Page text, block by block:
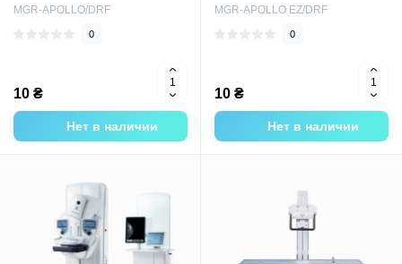
MGR-APOLLO/DRF
0
10 ₴
Нет в наличии
MGR-APOLLO EZ/DRF
0
10 ₴
Нет в наличии